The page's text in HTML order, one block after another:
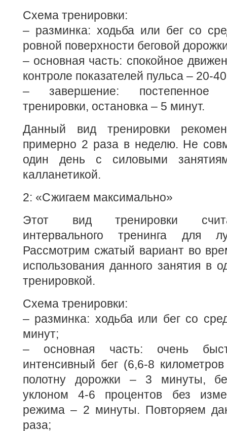
Схема тренировки:
– разминка: ходьба или бег со
ровной поверхности беговой
– основная часть: спокойное
контроле показателей пульса – 20-
– завершение: постепенное
тренировки, остановка – 5 минут.
Данный вид тренировки
примерно 2 раза в неделю. Не
один день с силовыми
калланетикой.
2: «Сжигаем максимально»
Этот вид тренировки
интервального тренинга для
Рассмотрим сжатый вариант во
использования данного занятия в
тренировкой.
Схема тренировки:
– разминка: ходьба или бег со
минут;
– основная часть: очень
интенсивный бег (6,6-8
полотну дорожки – 3 минуты,
уклоном 4-6 процентов без
режима – 2 минуты. Повторяем
раза;